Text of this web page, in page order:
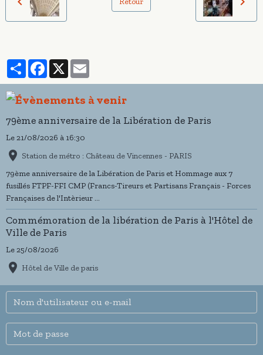
PartagerFacebook
X
79ème anniversaire de la Libération de Paris
Le 21/08/2026 à 16:30
Station de métro : Château de Vincennes - PARIS
79ème anniversaire de la Libération de Paris et Hommage aux 7
fusillés FTPF-FFI CMP (Francs-Tireurs et Partisans Français - Forces
Françaises de l'Intèrieur ...
Commémoration de la libération de Paris à l'Hôtel de
Ville de Paris
Le 25/08/2026
Hôtel de Ville de paris